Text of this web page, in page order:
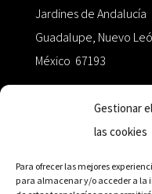
Gestionar
las cookies
Para ofrecer las mejores
para almacenar y/o acceder a la
Jardines de Andalucía
Guadalupe, Nuevo
México 67193
+52 811.499.5638